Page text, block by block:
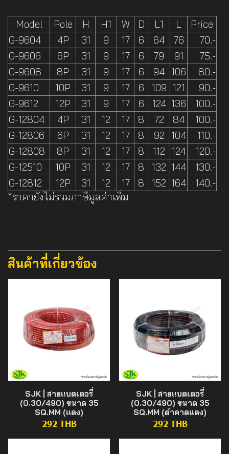
Model Pole H H1 W D L1 L
Price
G-9604
4P 31 9 17 6 64 76
70.-
G-9606
6P 31 9 17 6 79 91
75.-
G-9608
8P 31 9 17 6 94 106
80.-
G-9610
10P 31 9 17 6 109 121
90.-
G-9612
12P 31 9 17 6 124 136
100.-
G-12804
4P 31 12 17 8 72 84
100.-
G-12806
6P 31 12 17 8 92 104
110.-
G-12808
8P 31 12 17 8 112 124
120.-
G-12510
10P 31 12 17 8 132 144
130.-
G-12812
12P 31 12 17 8 152 164
140.-
*ราคายังไม่รวมภาษีมูลค่าเพิ่ม
สินค้าที่เกี่ยวข้อง
SJK | สายแบตเตอรี่
(0.30/490) ขนาด 35
SQ.MM (แดง)
292 THB
SJK | สายแบตเตอรี่
(0.30/490) ขนาด 35
SQ.MM (ดำคาดแดง)
292 THB